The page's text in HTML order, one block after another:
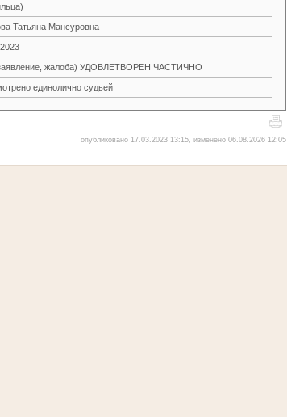
Татьяна Мансуровна
жалоба) УДОВЛЕТВОРЕН ЧАСТИЧНО
единолично судьей
опубликовано 17.03.2023 13:15, изменено 06.08.2026 12:05